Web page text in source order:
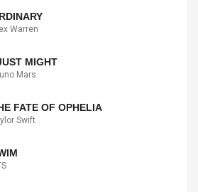
Warren
MIGHT
Mars
FATE OF OPHELIA
Swift